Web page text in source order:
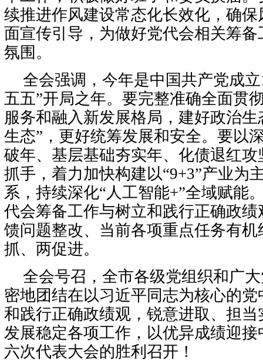
续推进作风建设常态化长效化，确
面宣传引导，为做好党代会相关筹
氛围。
全会强调，今年是中国共产党成
五五”开局之年。要完整准确全面贯
服务和融入新发展格局，建好政治
生态”，更好统筹发展和安全。要以
破年、基层基础夯实年、化债退红攻
抓手，着力加快构建以“9+3”产业为
系，持续深化“人工智能+”全域赋能
代会筹备工作与树立和践行正确政
馈问题整改、当前各项重点任务有
抓、两促进。
全会号召，全市各级党组织和广
密地团结在以习近平同志为核心的
和践行正确政绩观，锐意进取、担
发展稳定各项工作，以优异成绩迎
六次代表大会的胜利召开！